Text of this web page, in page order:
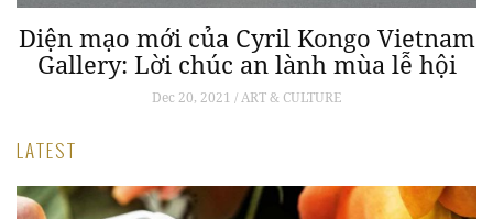
Diện mạo mới của Cyril Kongo Vietnam
Gallery: Lời chúc an lành mùa lễ hội
Dec 20, 2021 / ART & CULTURE
LATEST